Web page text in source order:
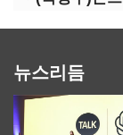
뉴스리듬